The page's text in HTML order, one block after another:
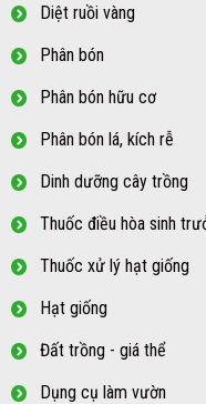
Diệt ruồi vàng
Phân bón
Phân bón hữu cơ
Phân bón lá, kích rễ
Dinh dưỡng cây trồng
Thuốc điều hòa sinh
Thuốc xử lý hạt giống
Hạt giống
Đất trồng - giá thể
Dụng cụ làm vườn